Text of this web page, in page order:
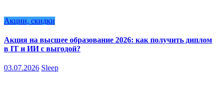
Акции, скидки
Акция на высшее образование 2026: как получить диплом
в IT и ИИ с выгодой?
03.07.2026 Sleep